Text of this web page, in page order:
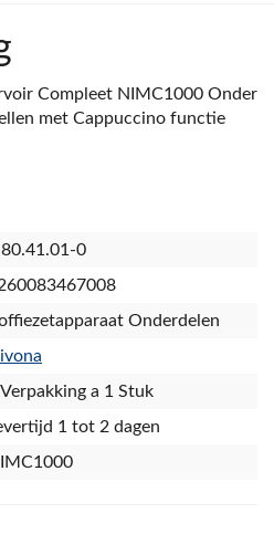
Compleet NIMC1000 Onder
met Cappuccino functie
0
Onderdelen
a 1 Stuk
1 tot 2 dagen